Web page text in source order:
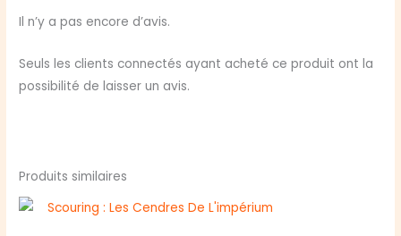
Il n’y a pas encore d’avis.
Seuls les clients connectés ayant acheté ce produit ont la
possibilité de laisser un avis.
Produits similaires